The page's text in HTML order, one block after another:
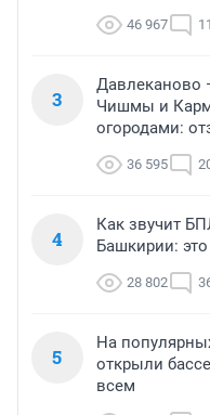
46 967 11
3
Давлеканово
Чишмы и
огородами:
36 595
4
Как звучит
Башкирии:
28 802
5
На
открыли
всем